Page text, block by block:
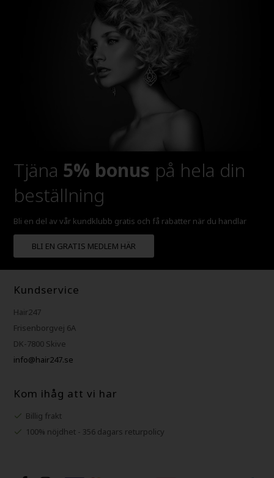
Tjäna 5% bonus på hela din
beställning
Bli en del av vår kundklubb gratis och få rabatter när du handlar
BLI EN GRATIS MEDLEM HÄR
Kundservice
Hair247
Frisenborgvej 6A
DK-7800 Skive
info@hair247.se
Kom ihåg att vi har
Billig frakt
100% nöjdhet - 356 dagars returpolicy